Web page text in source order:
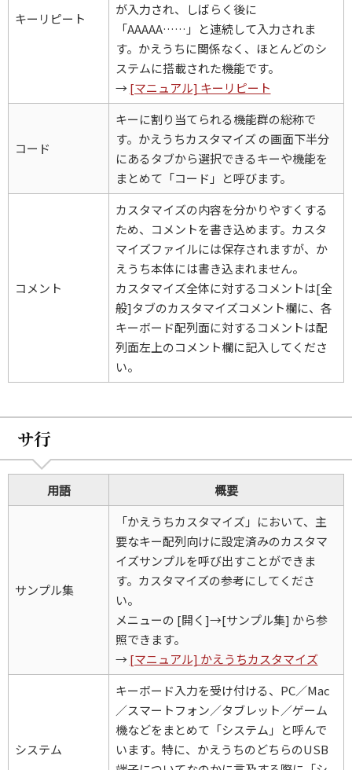
キーリピート
が入力され、しばらく後に
「AAAAA……」と連続して入力されま
す。かえうちに関係なく、ほとんどのシ
ステムに搭載された機能です。
→[マニュアル] キーリピート
コード
キーに割り当てられる機能群の総称で
す。かえうちカスタマイズ の画面下半分
にあるタブから選択できるキーや機能を
まとめて「コード」と呼びます。
コメント
カスタマイズの内容を分かりやすくする
ため、コメントを書き込めます。カスタ
マイズファイルには保存されますが、か
えうち本体には書き込まれません。
カスタマイズ全体に対するコメントは[全
般]タブのカスタマイズコメント欄に、各
キーボード配列面に対するコメントは配
列面左上のコメント欄に記入してくださ
い。
サ行
用語 概要
サンプル集
「かえうちカスタマイズ」において、主
要なキー配列向けに設定済みのカスタマ
イズサンプルを呼び出すことができま
す。カスタマイズの参考にしてくださ
い。
メニューの [開く]→[サンプル集] から参
照できます。
→[マニュアル] かえうちカスタマイズ
システム
キーボード入力を受け付ける、PC／Mac
／スマートフォン／タブレット／ゲーム
機などをまとめて「システム」と呼んで
います。特に、かえうちのどちらのUSB